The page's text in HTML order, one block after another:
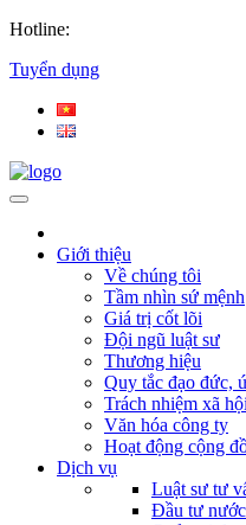
Hotline:
Tuyển dụng
Giới thiệu
Về chúng tôi
Tầm nhìn sứ mệnh
Giá trị cốt lõi
Đội ngũ luật sư
Thương hiệu
Quy tắc đạo đức,
Trách nhiệm xã hội
Văn hóa công ty
Hoạt động cộng
Dịch vụ
Luật sư tư
Đầu tư